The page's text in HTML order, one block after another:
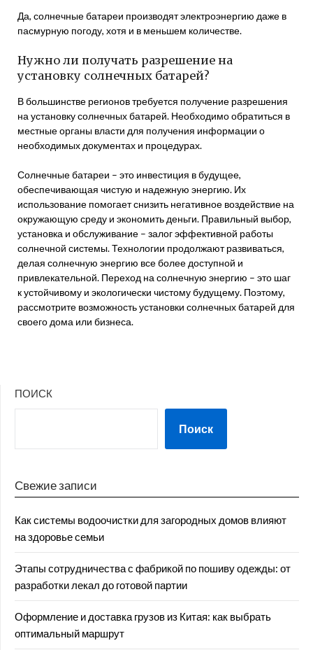
Да, солнечные батареи производят электроэнергию даже в
пасмурную погоду, хотя и в меньшем количестве.
Нужно ли получать разрешение на
установку солнечных батарей?
В большинстве регионов требуется получение разрешения
на установку солнечных батарей. Необходимо обратиться в
местные органы власти для получения информации о
необходимых документах и процедурах.
Солнечные батареи – это инвестиция в будущее,
обеспечивающая чистую и надежную энергию. Их
использование помогает снизить негативное воздействие на
окружающую среду и экономить деньги. Правильный выбор,
установка и обслуживание – залог эффективной работы
солнечной системы. Технологии продолжают развиваться,
делая солнечную энергию все более доступной и
привлекательной. Переход на солнечную энергию – это шаг
к устойчивому и экологически чистому будущему. Поэтому,
рассмотрите возможность установки солнечных батарей для
своего дома или бизнеса.
ПОИСК
Поиск
Свежие записи
Как системы водоочистки для загородных домов влияют
на здоровье семьи
Этапы сотрудничества с фабрикой по пошиву одежды: от
разработки лекал до готовой партии
Оформление и доставка грузов из Китая: как выбрать
оптимальный маршрут